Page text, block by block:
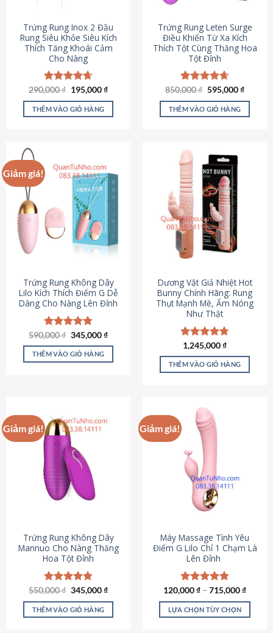
Trứng Rung Inox 2 Đầu
Rung Siêu Khỏe Siêu Kích
Thích Tăng Khoái Cảm
Cho Nàng
Được xếp
hạng4.64
5 sao
290,000₫ Giá
là:
290,000 ₫.
195,000₫Giá
tại
THÊM VÀO GIỎ HÀNG
Trứng Rung Leten Surge
Điều Khiển Từ Xa Kích
Thích Tột Cùng Thăng Hoa
Tột Đỉnh
Được xếp
hạng4.69
5 sao
850,000₫ Giá
là:
850,000 ₫.
595,000₫Giá
tại
THÊM VÀO GIỎ HÀNG
Giảm giá!
Trứng Rung Không Dây
Lilo Kích Thích Điểm G Dễ
Dàng Cho Nàng Lên Đỉnh
Được xếp
hạng4.79
5 sao
590,000₫ Giá
là:
590,000 ₫.
345,000₫Giá
tại
345,000 ₫.
THÊM VÀO GIỎ HÀNG
Dương Vật Giả Nhiệt Hot
Bunny Chính Hãng: Rung
Thụt Mạnh Mẽ, Ấm Nóng
Như Thật
Được xếp
hạng4.73
5 sao
1,245,000₫
THÊM VÀO GIỎ HÀNG
Giảm giá!
Trứng Rung Không Dây
Mannuo Cho Nàng Thăng
Hoa Tột Đỉnh
Được xếp
hạng4.81
5 sao
550,000₫ Giá
là:
550,000 ₫.
345,000₫Giá
tại
THÊM VÀO GIỎ HÀNG
Giảm giá!
Máy Massage Tình Yêu
Điểm G Lilo Chỉ 1 Chạm Là
Lên Đỉnh
Được xếp
hạng4.85
5 sao
120,000₫ – 715,000₫
LỰA CHỌN TÙY CHỌN